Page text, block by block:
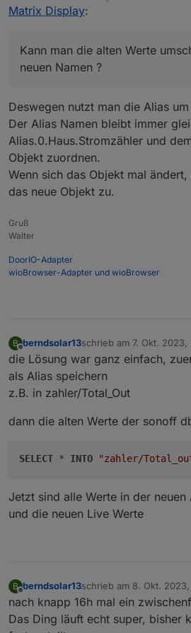
alt =
neu =
Matrix Display:
Kann man die alten Werte
neuen Namen ?
Deswegen nutzt man die Alias
Der Alias Namen bleibt immer
Alias.0.Haus.Stromzähler und
Objekt zuordnen.
Wenn sich das Objekt mal
das neue Objekt zu.
Gruß
Walter
DoorIO-Adapter
wioBrowser-Adapter und wioBrowser
B
Offline
berndsolar13schrieb am 7. Okt. 2023,
zuletzt editiert von
die Lösung war ganz einfach,
als Alias speichern
z.B. in zahler/Total_Out
dann die alten Werte der sonoff
SELECT * INTO "zahler/
Jetzt sind alle Werte in der neuen
und die neuen Live Werte
B
Offline
berndsolar13schrieb am 8. Okt. 2023,
zuletzt editiert von
nach knapp 16h mal ein
Das Ding läuft echt super, bisher